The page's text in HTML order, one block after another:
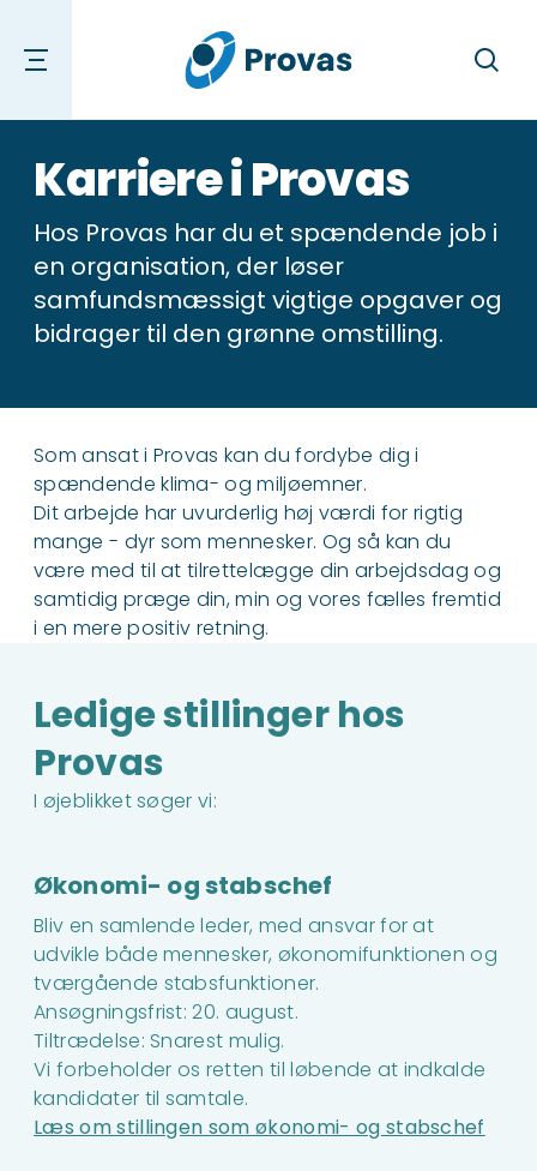
Søg
Karriere i Provas
Hos Provas har du et spændende job i
en organisation, der løser
samfundsmæssigt vigtige opgaver og
bidrager til den grønne omstilling.
Som ansat i Provas kan du fordybe dig i
spændende klima- og miljøemner.
Dit arbejde har uvurderlig høj værdi for rigtig
mange - dyr som mennesker. Og så kan du
være med til at tilrettelægge din arbejdsdag og
samtidig præge din, min og vores fælles fremtid
i en mere positiv retning.
Ledige stillinger hos
Provas
I øjeblikket søger vi:
Økonomi- og stabschef
Bliv en samlende leder, med ansvar for at
udvikle både mennesker, økonomifunktionen og
tværgående stabsfunktioner.
Ansøgningsfrist: 20. august.
Tiltrædelse: Snarest mulig.
Vi forbeholder os retten til løbende at indkalde
kandidater til samtale.
Læs om stillingen som økonomi- og stabschef